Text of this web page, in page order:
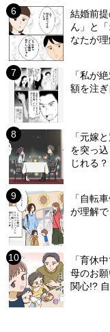
結婚前
ん」と
なたが理
「私が
額を注
「元嫁
を突っ
じれる？
「自転
が理解
「育休
母のお
関心!?